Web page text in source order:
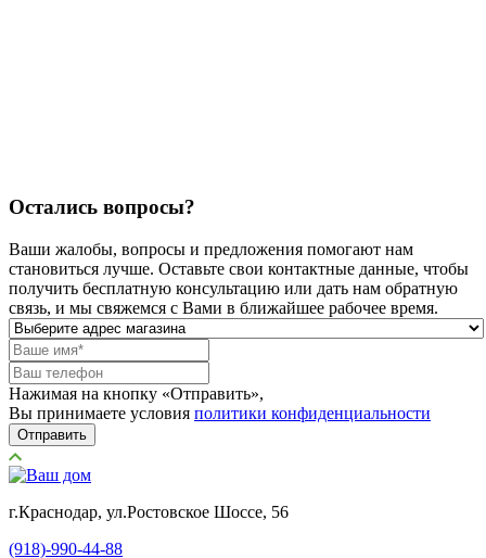
Остались вопросы?
Ваши жалобы, вопросы и предложения помогают нам
становиться лучше. Оставьте свои контактные данные, чтобы
получить бесплатную консультацию или дать нам обратную
связь, и мы свяжемся с Вами в ближайшее рабочее время.
Нажимая на кнопку «Отправить»,
Вы принимаете условия политики конфиденциальности
Отправить
г.Краснодар, ул.Ростовское Шоссе, 56
(918)-990-44-88